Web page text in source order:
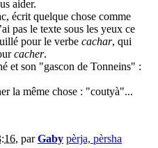
aider.
écrit quelque chose comme
pas le texte sous les yeux ce
pour le verbe cachar, qui
cacher.
et son "gascon de Tonneins" :
la même chose : "coutyà"...
, parGaby pèrja, pèrsha